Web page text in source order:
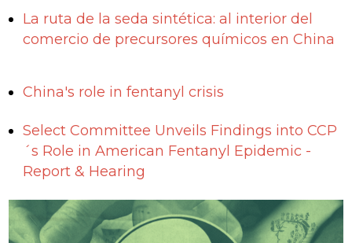
La ruta de la seda sintética: al interior del
comercio de precursores químicos en China
China's role in fentanyl crisis
Select Committee Unveils Findings into CCP
´s Role in American Fentanyl Epidemic -
Report & Hearing